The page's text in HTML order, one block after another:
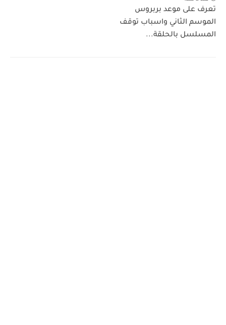
تعرف على موعد بربروس
الموسم الثاني واسباب توقف
المسلسل بالحلقة...